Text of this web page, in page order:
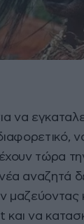
να
τώρα
αναζητά
να